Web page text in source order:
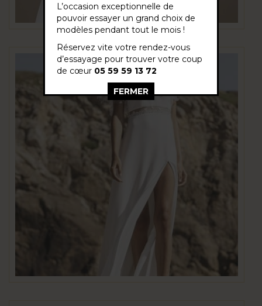
This popup will close in: 26
L’occasion exceptionnelle de
pouvoir essayer un grand choix de
modèles pendant tout le mois !
Réservez vite votre rendez-vous
d’essayage pour trouver votre coup
de cœur 05 59 59 13 72
FERMER